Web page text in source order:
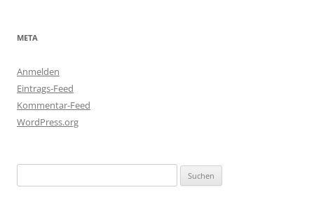
META
Anmelden
Eintrags-Feed
Kommentar-Feed
WordPress.org
nach: